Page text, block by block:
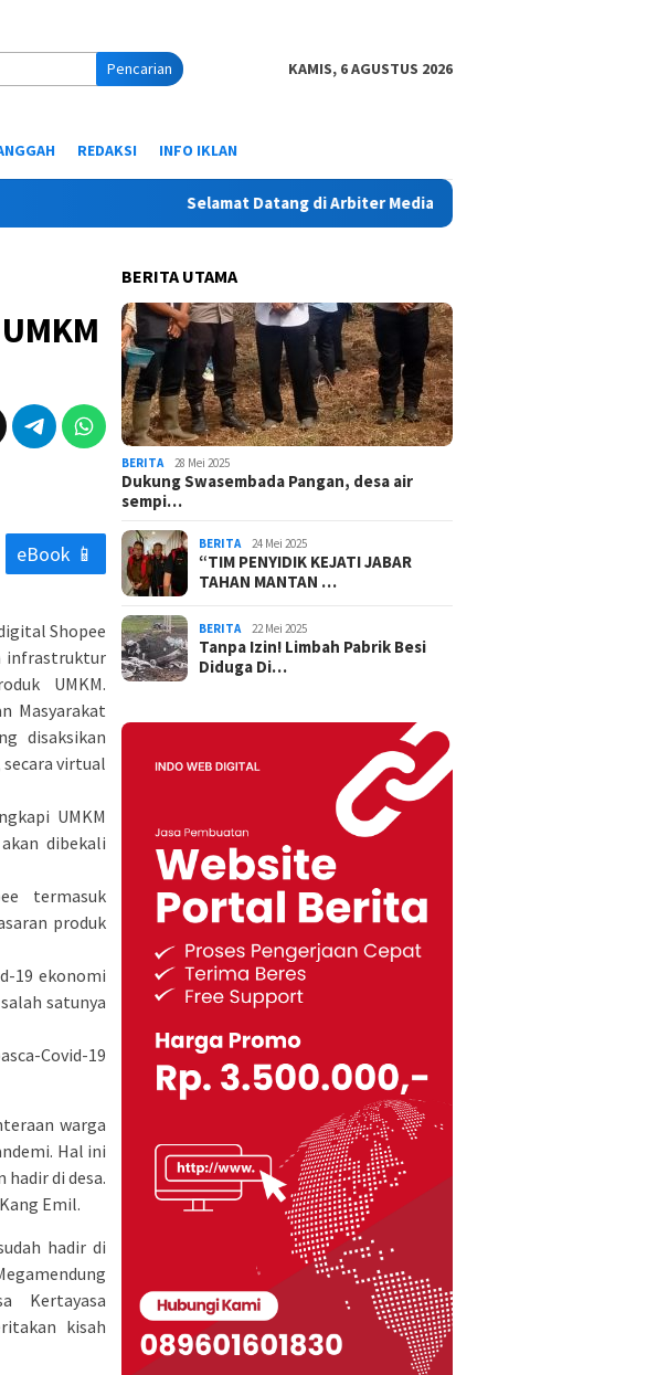
Pencarian KAMIS, 6 AGUSTUS 2026
REDAKSI INFO IKLAN
Selamat Datang di Arbiter Media Online - Aktual, Netral dan Tajam
eBook 📱
Shopee
infrastruktur
UMKM.
Masyarakat
disaksikan
secara virtual
UMKM
dibekali
termasuk
produk
19 ekonomi
satunya
Covid-19
warga
Hal ini
di desa.
Emil.
hadir di
Kertayasa
kisah
BERITA UTAMA
BERITA 28 Mei 2025
Dukung Swasembada Pangan, desa air
sempi…
BERITA 24 Mei 2025
“TIM PENYIDIK KEJATI JABAR
TAHAN MANTAN …
BERITA 22 Mei 2025
Tanpa Izin! Limbah Pabrik Besi
Diduga Di…